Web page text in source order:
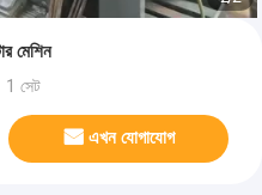
মেশিন
সেট
এখন যোগাযোগ